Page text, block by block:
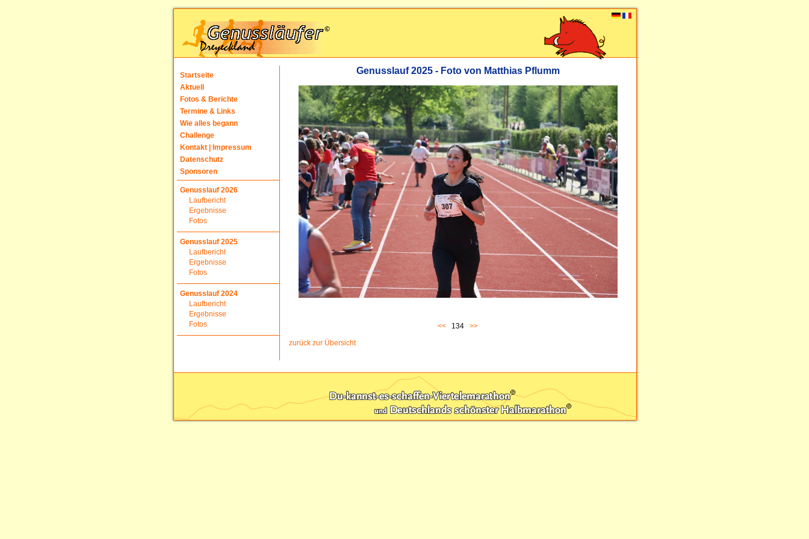
Startseite
Aktuell
Fotos & Berichte
Termine & Links
Wie alles begann
Challenge
Kontakt | Impressum
Datenschutz
Sponsoren
Genusslauf 2026
Laufbericht
Ergebnisse
Fotos
Genusslauf 2025
Laufbericht
Ergebnisse
Fotos
Genusslauf 2024
Laufbericht
Ergebnisse
Fotos
Genusslauf 2025 - Foto von Matthias Pflumm
<< 134 >>
zurück zur Übersicht